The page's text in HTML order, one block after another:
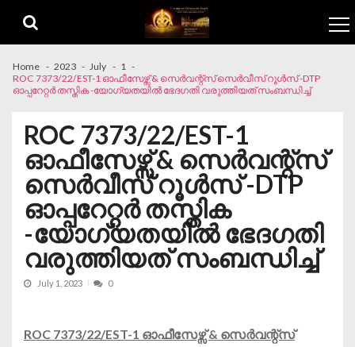
Home 2023 July
1
ROC 7373/22/EST-1 ഓഫീസേഴ്സ് & സെർവന്റ്‌സ് സെർവീസ് റൂൾസ് -DTP
ഓപ്പറേറ്റർ തസ്തിക -യോഗ്യതയിൽ ഭേദഗതി വരുത്തിയത് സംബന്ധിച്ച്
ROC 7373/22/EST-1
ഓഫീസേഴ്സ് & സെർവന്റ്‌സ്
സെർവീസ് റൂൾസ് -DTP
ഓപ്പറേറ്റർ തസ്തിക
-യോഗ്യതയിൽ ഭേദഗതി
വരുത്തിയത് സംബന്ധിച്ച്
July 1, 2023 0
ROC 7373/22/EST-1 ഓഫീസേഴ്സ് & സെർവന്റ്‌സ്